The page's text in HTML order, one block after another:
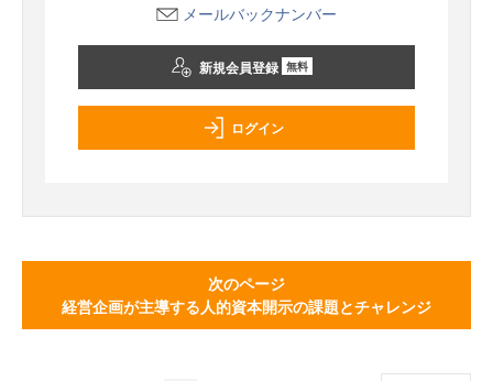
メールバックナンバー
新規会員登録 無料
ログイン
次のページ
経営企画が主導する人的資本開示の課題とチャレンジ